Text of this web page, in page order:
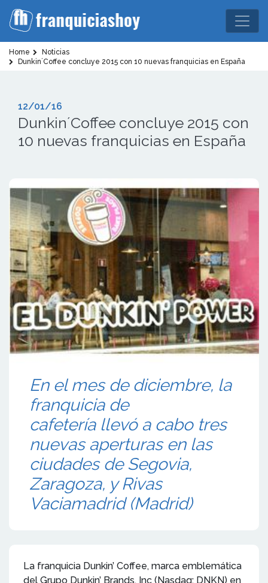
Home
Noticias
Dunkin´Coffee concluye 2015 con 10 nuevas franquicias en España
12/01/16
Dunkin´Coffee concluye 2015 con
10 nuevas franquicias en España
En el mes de diciembre, la
franquicia de
cafetería llevó a cabo tres
nuevas aperturas en las
ciudades de Segovia,
Zaragoza, y Rivas
Vaciamadrid (Madrid)
La franquicia Dunkin’ Coffee, marca emblemática
del Grupo Dunkin’ Brands, Inc (Nasdaq: DNKN) en